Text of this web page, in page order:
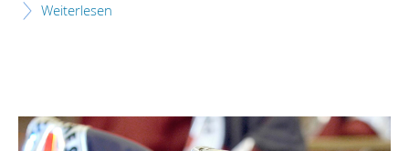
Weiterlesen